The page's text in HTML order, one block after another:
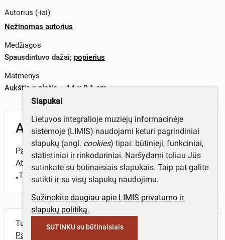
Autorius (-iai)
Nežinomas autorius
Medžiagos
Spausdintuvo dažai; popierius
Matmenys
Aukštis x plotis – 14 x 9,1 cm
Aprašymas
Pavaizduotas suomiškas moters tautinis kostiumas.
Atvirukas iš 1977 m. muziejuje sudaryto albumo
„Tipai, darbai, drabužiai, papročiai“.
Turite daugiau informacijos apie objektą?
Parašykite mums!
Slapukai
Lietuvos integralioje muziejų informacinėje
sistemoje (LIMIS) naudojami keturi pagrindiniai
slapukų (angl. cookies) tipai: būtinieji, funkciniai,
statistiniai ir rinkodariniai. Naršydami toliau Jūs
sutinkate su būtinaisiais slapukais. Taip pat galite
sutikti ir su visų slapukų naudojimu.
Sužinokite daugiau apie LIMIS privatumo ir
slapukų politiką.
SUTINKU su būtinaisiais